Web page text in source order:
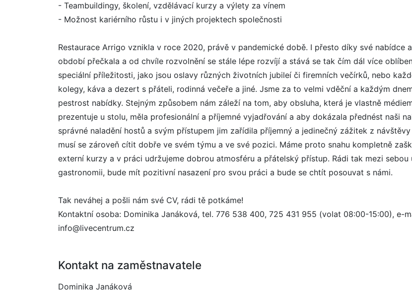
- Teambuildingy, školení, vzdělávací kurzy a výlety za vínem
- Možnost kariérního růstu i v jiných projektech společnosti
Restaurace Arrigo vznikla v roce 2020, právě v pandemické době. I přesto díky své
období přečkala a od chvíle rozvolnění se stále lépe rozvíjí a stává se tak čím dál více
speciální příležitosti, jako jsou oslavy různých životních jubileí či firemních večírků, nebo
kolegy, káva a dezert s přáteli, rodinná večeře a jiné. Jsme za to velmi vděční a každým
pestrost nabídky. Stejným způsobem nám záleží na tom, aby obsluha, která je vlastně
prezentuje u stolu, měla profesionální a příjemné vyjadřování a aby dokázala přednést naši
správné naladění hostů a svým přístupem jim zařídila příjemný a jedinečný zážitek z
musí se zároveň cítit dobře ve svém týmu a ve své pozici. Máme proto snahu kompletně
externí kurzy a v práci udržujeme dobrou atmosféru a přátelský přístup. Rádi tak mezi
gastronomii, bude mít pozitivní nasazení pro svou práci a bude se chtít posouvat s námi.
Tak neváhej a pošli nám své CV, rádi tě potkáme!
Kontaktní osoba: Dominika Janáková, tel. 776 538 400, 725 431 955 (volat 08:00-15:00), e-
info@livecentrum.cz
Kontakt na zaměstnavatele
Dominika Janáková